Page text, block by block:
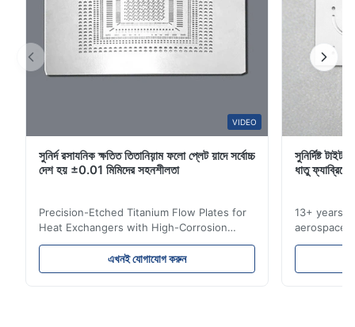
VIDEO
সুনির্দ রসাযনিক ক্ষতিত তিতানিয়়াম ফলো প্লেট য়াদে সর্বোচ্চ
দেশ হয় ±0.01 মিমিদের সহনশীলতা
Precision-Etched Titanium Flow Plates for
Heat Exchangers with High-Corrosion
Resistance Flow Plate Overview Xinhaisen
Technology specializes in manufacturing
high-precision chemically etched flow
এখনই যোগাযোগ করুন
সুনির্দিষ্ট
ধাতু
13+ years
aerospace,
instant